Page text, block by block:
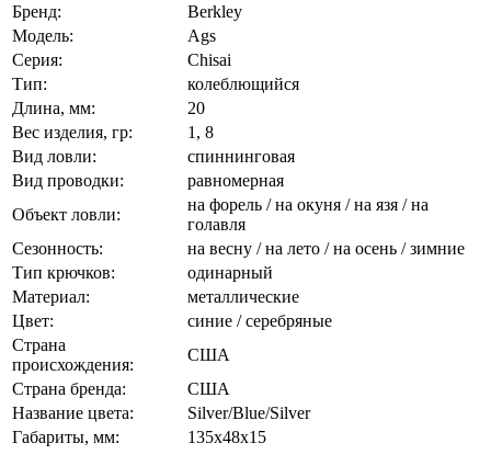
Бренд:
Berkley
Модель:
Ags
Серия:
Chisai
Тип:
колеблющийся
Длина, мм:
20
Вес изделия, гр:
1, 8
Вид ловли:
спиннинговая
Вид проводки:
равномерная
Объект ловли:
на форель / на окуня / на язя / на
голавля
Сезонность:
на весну / на лето / на осень / зимние
Тип крючков:
одинарный
Материал:
металлические
Цвет:
синие / серебряные
Страна
происхождения:
США
Страна бренда:
США
Название цвета:
Silver/Blue/Silver
Габариты, мм:
135x48x15